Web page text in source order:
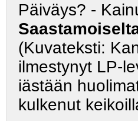
Päiväys? -
(Kuvateksti:
ilmestynyt LP-
iästään
kulkenut